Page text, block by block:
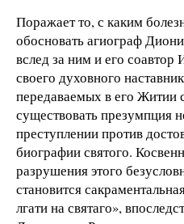
Поражает то, с каким
обосновать агиограф
вслед за ним и его соавтор
своего духовного
передаваемых в его Житии
существовать презумпция
преступлении против
биографии святого.
разрушения этого
становится
лгати на святаго»,